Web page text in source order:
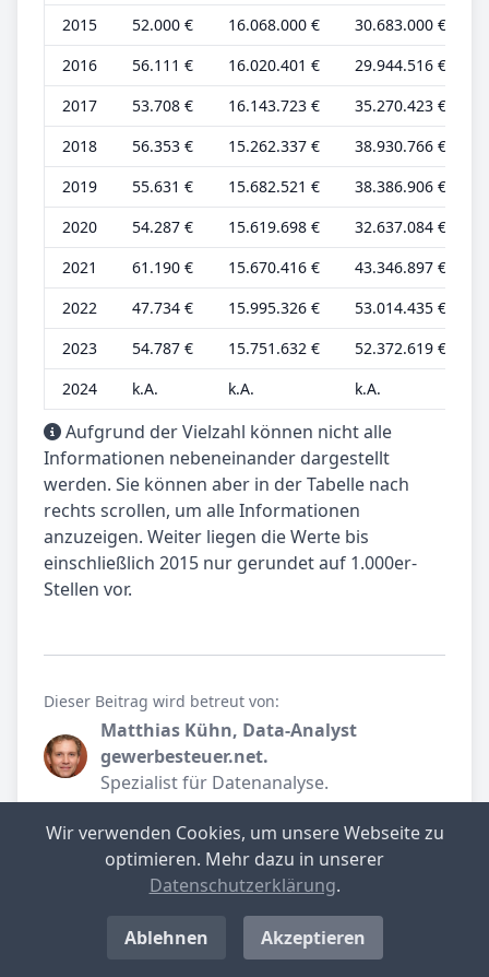
2015
52.000 € 16.068.000 € 30.683.000 €
2016
56.111 € 16.020.401 € 29.944.516 €
2017
53.708 € 16.143.723 € 35.270.423 €
2018
56.353 € 15.262.337 € 38.930.766 €
2019
55.631 € 15.682.521 € 38.386.906 €
2020
54.287 € 15.619.698 € 32.637.084 €
2021
61.190 € 15.670.416 € 43.346.897 €
2022
47.734 € 15.995.326 € 53.014.435 €
2023
54.787 € 15.751.632 € 52.372.619 €
2024
k.A. k.A. k.A.
Aufgrund der Vielzahl können nicht alle
Informationen nebeneinander dargestellt
werden. Sie können aber in der Tabelle nach
rechts scrollen, um alle Informationen
anzuzeigen. Weiter liegen die Werte bis
einschließlich 2015 nur gerundet auf 1.000er-
Stellen vor.
Dieser Beitrag wird betreut von:
Matthias Kühn, Data-Analyst
gewerbesteuer.net.
Spezialist für Datenanalyse.
Teilen Sie unseren Beitrag
Schwerin (Landeshauptstadt) im
Wir verwenden Cookies, um unsere Webseite zu
optimieren. Mehr dazu in unserer
Datenschutzerklärung.
Ablehnen Akzeptieren